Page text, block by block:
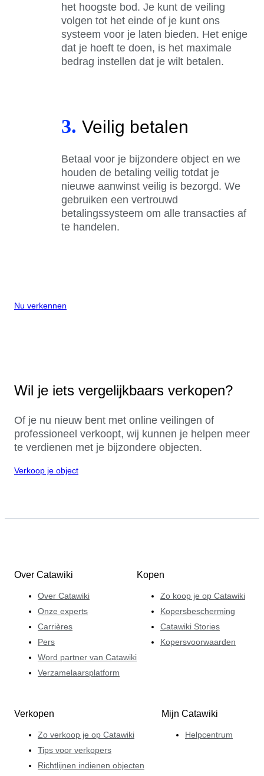
het hoogste bod. Je kunt de veiling
volgen tot het einde of je kunt ons
systeem voor je laten bieden. Het enige
dat je hoeft te doen, is het maximale
bedrag instellen dat je wilt betalen.
3. Veilig betalen
Betaal voor je bijzondere object en we
houden de betaling veilig totdat je
nieuwe aanwinst veilig is bezorgd. We
gebruiken een vertrouwd
betalingssysteem om alle transacties af
te handelen.
Nu verkennen
Wil je iets vergelijkbaars verkopen?
Of je nu nieuw bent met online veilingen of
professioneel verkoopt, wij kunnen je helpen meer
te verdienen met je bijzondere objecten.
Verkoop je object
Over Catawiki
Over Catawiki
Onze experts
Carrières
Pers
Word partner van Catawiki
Verzamelaarsplatform
Kopen
Zo koop je op Catawiki
Kopersbescherming
Catawiki Stories
Kopersvoorwaarden
Verkopen
Zo verkoop je op Catawiki
Tips voor verkopers
Richtlijnen indienen objecten
Mijn Catawiki
Helpcentrum